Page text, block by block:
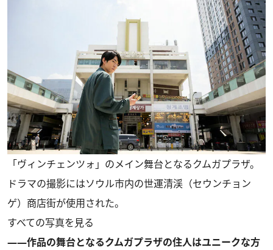
「ヴィンチェンツォ」のメイン舞台となるクムガプラザ。
ドラマの撮影にはソウル市内の世運清渓（セウンチョン
ゲ）商店街が使用された。
すべての写真を見る
――作品の舞台となるクムガプラザの住人はユニークな方